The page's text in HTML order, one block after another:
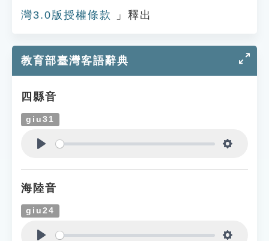
灣3.0版授權條款
」釋出
教育部臺灣客語辭典
四縣音
giu31
海陸音
giu24